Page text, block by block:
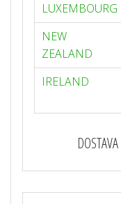
LUXEMBOURG
NEW
ZEALAND
IRELAND